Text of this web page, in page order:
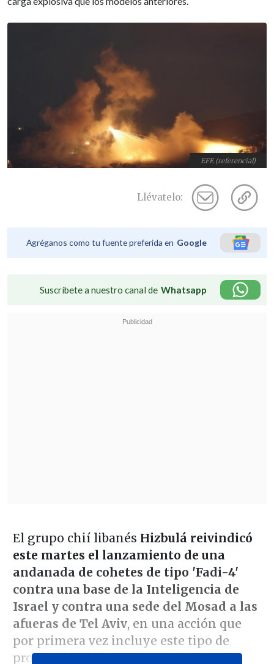
EFE (referencial)
Llévatelo:
Agréganos como tu fuente preferida en Google
Suscríbete a nuestro canal de Whatsapp
El grupo chií libanés Hizbulá reivindicó
este martes el lanzamiento de una
andanada de cohetes de tipo 'Fadi-4'
contra una base de la Inteligencia de
Israel y contra una sede del Mosad a las
afueras de Tel Aviv, en una acción que
por primera vez incluye este tipo de
proyectiles de largo alcance.